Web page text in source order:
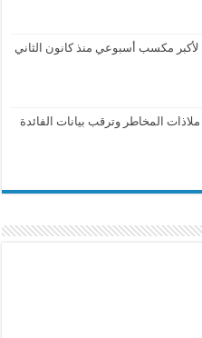
لأكبر مكسب أسبوعي منذ كانون الثاني
ملاذات المخاطر وترقب بيانات الفائدة